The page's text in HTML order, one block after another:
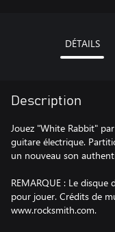
DÉTAILS
Description
Jouez "White Rabbit"
guitare électrique.
un nouveau son
REMARQUE : Le
pour jouer. Crédits de
www.rocksmith.com.